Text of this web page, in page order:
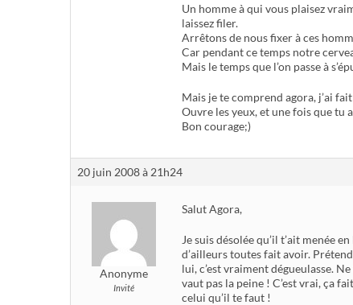
Un homme à qui vous plaisez
laissez filer.
Arrêtons de nous fixer à ces
Car pendant ce temps notre
Mais le temps que l’on passe à
Mais je te comprend agora, j’ai
Ouvre les yeux, et une fois que tu
Bon courage;)
20 juin 2008 à 21h24
Anonyme
Invité
Salut Agora,
Je suis désolée qu’il t’ait menée
d’ailleurs toutes fait avoir.
lui, c’est vraiment dégueulasse.
vaut pas la peine ! C’est vrai, ça
celui qu’il te faut !